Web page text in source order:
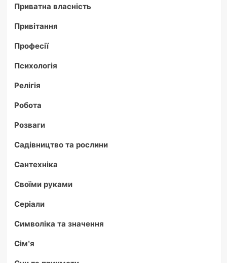
Приватна власність
Привітання
Професії
Психологія
Релігія
Робота
Розваги
Садівництво та рослини
Сантехніка
Своїми руками
Серіали
Символіка та значення
Сім'я